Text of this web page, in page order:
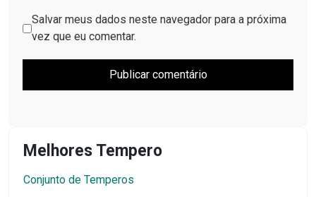
Salvar meus dados neste navegador para a próxima
vez que eu comentar.
Melhores Tempero
Conjunto de Temperos